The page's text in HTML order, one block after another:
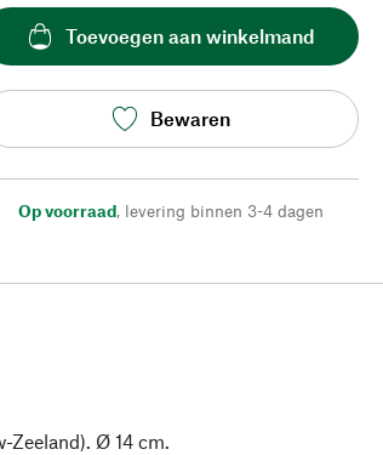
Toevoegen aan winkelmand
Bewaren
Op voorraad, levering binnen 3-4 dagen
Zeeland). Ø 14 cm.